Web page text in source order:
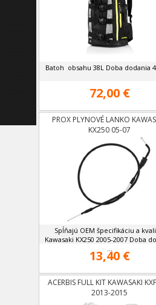
Batoh obsahu 38L Doba dodania
72,00 €
PROX PLYNOVÉ LANKO
KX250 05-07
Spĺňajú OEM špecifikáciu a
Kawasaki KX250 2005-2007 Doba
...
13,40 €
ACERBIS FULL KIT KAWASAKI
2013-2015